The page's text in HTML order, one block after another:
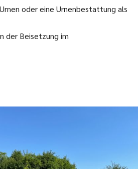
oder eine Urnenbestattung als
der Beisetzung im